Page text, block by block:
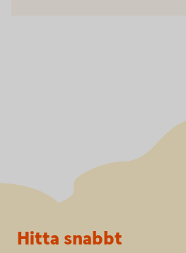
Sidfot
Hitta snabbt